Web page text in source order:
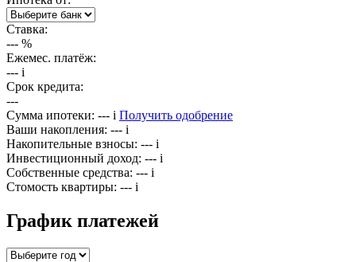
Ставка:
--- %
Ежемес. платёж:
--- i
Срок кредита:
---
Сумма ипотеки: --- i Получить одобрение
Ваши накопления: --- i
Накопительные взносы: --- i
Инвестиционный доход: --- i
Собственные средства: --- i
Стомость квартиры: --- i
График платежей